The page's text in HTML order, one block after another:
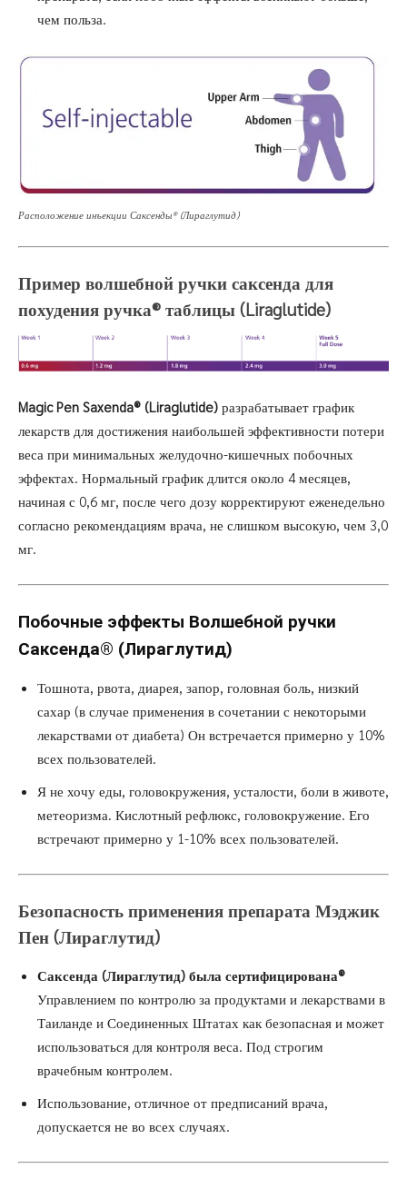
чем польза.
Расположение инъекции Саксенды® (Лираглутид)
Пример волшебной ручки саксенда для
похудения ручка® таблицы (Liraglutide)
Magic Pen Saxenda® (Liraglutide) разрабатывает график
лекарств для достижения наибольшей эффективности потери
веса при минимальных желудочно-кишечных побочных
эффектах. Нормальный график длится около 4 месяцев,
начиная с 0,6 мг, после чего дозу корректируют еженедельно
согласно рекомендациям врача, не слишком высокую, чем 3,0
мг.
Побочные эффекты Волшебной ручки
Саксенда® (Лираглутид)
Тошнота, рвота, диарея, запор, головная боль, низкий
сахар (в случае применения в сочетании с некоторыми
лекарствами от диабета) Он встречается примерно у 10%
всех пользователей.
Я не хочу еды, головокружения, усталости, боли в животе,
метеоризма. Кислотный рефлюкс, головокружение. Его
встречают примерно у 1-10% всех пользователей.
Безопасность применения препарата Мэджик
Пен (Лираглутид)
Саксенда (Лираглутид) была сертифицирована®
Управлением по контролю за продуктами и лекарствами в
Таиланде и Соединенных Штатах как безопасная и может
использоваться для контроля веса. Под строгим
врачебным контролем.
Использование, отличное от предписаний врача,
допускается не во всех случаях.